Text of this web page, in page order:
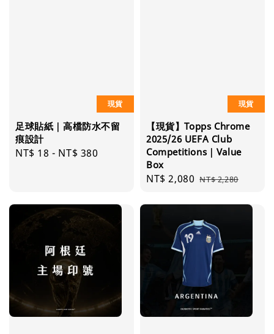
現貨
足球貼紙｜高檔防水不留
痕設計
Regular
NT$ 18 - NT$ 380
現貨
【現貨】Topps Chrome
2025/26 UEFA Club
Competitions｜Value
Box
Sale
NT$ 2,080 Regular
NT$ 2,280